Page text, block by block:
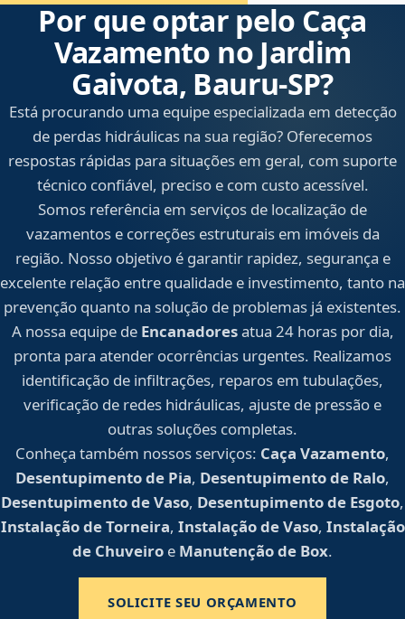
Por que optar pelo Caça
Vazamento no Jardim
Gaivota, Bauru‑SP?
Está procurando uma equipe especializada em detecção
de perdas hidráulicas na sua região? Oferecemos
respostas rápidas para situações em geral, com suporte
técnico confiável, preciso e com custo acessível.
Somos referência em serviços de localização de
vazamentos e correções estruturais em imóveis da
região. Nosso objetivo é garantir rapidez, segurança e
excelente relação entre qualidade e investimento, tanto na
prevenção quanto na solução de problemas já existentes.
A nossa equipe de Encanadoresatua 24 horas por dia,
pronta para atender ocorrências urgentes. Realizamos
identificação de infiltrações, reparos em tubulações,
verificação de redes hidráulicas, ajuste de pressão e
outras soluções completas.
Conheça também nossos serviços: Caça Vazamento,
Desentupimento de Pia, Desentupimento de Ralo,
Desentupimento de Vaso, Desentupimento de Esgoto,
Instalação de Torneira, Instalação de Vaso, Instalação
de Chuveiro e Manutenção de Box.
SOLICITE SEU ORÇAMENTO